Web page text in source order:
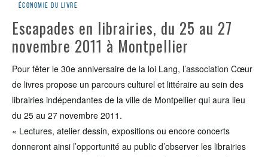
Économie du livre
Escapades en librairies, du 25 au 27
novembre 2011 à Montpellier
Pour fêter le 30e anniversaire de la loi Lang, l’association Cœur
de livres propose un parcours culturel et littéraire au sein des
librairies indépendantes de la ville de Montpellier qui aura lieu
du 25 au 27 novembre 2011.
« Lectures, atelier dessin, expositions ou encore concerts
donneront ainsi l’opportunité au public d’observer les librairies